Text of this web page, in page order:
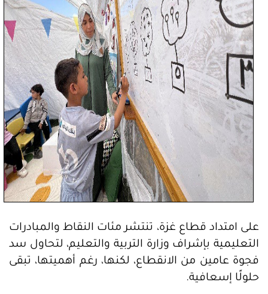
على امتداد قطاع غزة، تنتشر مئات النقاط والمبادرات
التعليمية بإشراف وزارة التربية والتعليم، لتحاول سد
فجوة عامين من الانقطاع، لكنها، رغم أهميتها، تبقى
حلولًا إسعافية.